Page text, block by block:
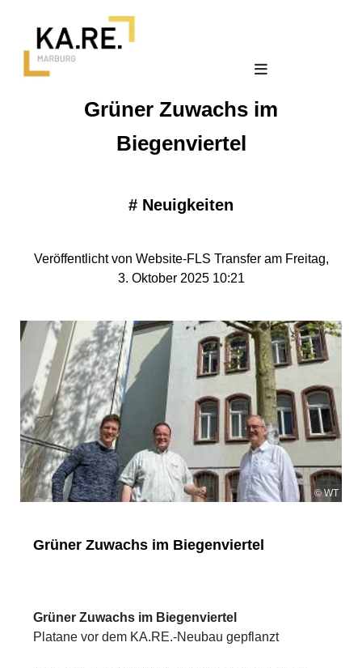
Grüner Zuwachs im
Biegenviertel
# Neuigkeiten
Veröffentlicht von Website-FLS Transfer am Freitag,
3. Oktober 2025 10:21
© WT
Grüner Zuwachs im Biegenviertel
Grüner Zuwachs im Biegenviertel
Platane vor dem KA.RE.-Neubau gepflanzt